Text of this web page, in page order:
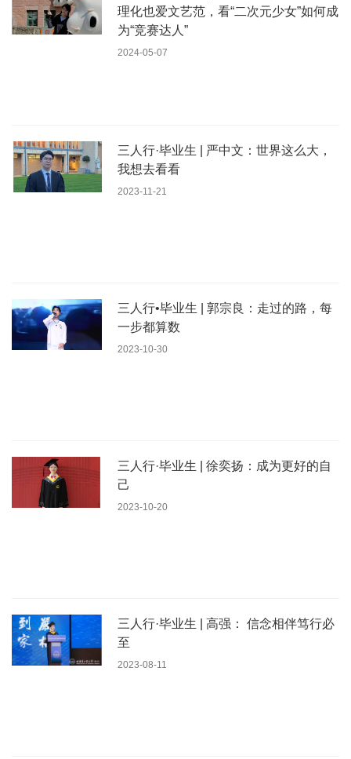
理化也爱文艺范，看“二次元少女”如何成
为“竞赛达人”
2024-05-07
三人行·毕业生 | 严中文：世界这么大，
我想去看看
2023-11-21
三人行•毕业生 | 郭宗良：走过的路，每
一步都算数
2023-10-30
三人行·毕业生 | 徐奕扬：成为更好的自
己
2023-10-20
三人行·毕业生 | 高强： 信念相伴笃行必
至
2023-08-11